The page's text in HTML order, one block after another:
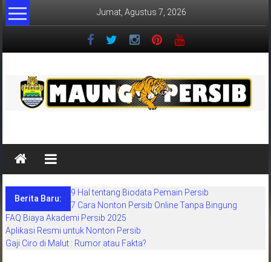
Lompat
ke
Jumat, Agustus 7, 2026
Maung
Persib
situs
berita
khusus
sepakbola
Berita Baru:
9 Hal tentang Biodata Pemain Persib
7 Cara Nonton Persib Online Tanpa Bingung
FAQ Biaya Akademi Persib 2025
Aplikasi Resmi untuk Nonton Persib
Gaji Ciro di Malut : Rumor atau Fakta?